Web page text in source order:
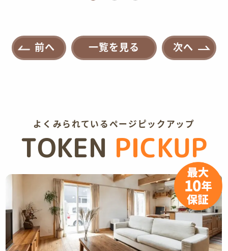
前へ 一覧を見る 次へ
よくみられているページピックアップ
TOKEN PICKUP